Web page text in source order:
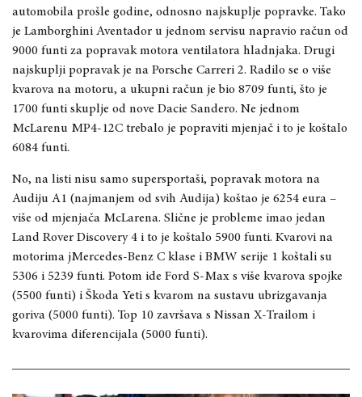
automobila prošle godine, odnosno najskuplje popravke. Tako
je Lamborghini Aventador u jednom servisu napravio račun od
9000 funti za popravak motora ventilatora hladnjaka. Drugi
najskuplji popravak je na Porsche Carreri 2. Radilo se o više
kvarova na motoru, a ukupni račun je bio 8709 funti, što je
1700 funti skuplje od nove Dacie Sandero. Ne jednom
McLarenu MP4-12C trebalo je popraviti mjenjač i to je koštalo
6084 funti.
No, na listi nisu samo supersportaši, popravak motora na
Audiju A1 (najmanjem od svih Audija) koštao je 6254 eura –
više od mjenjača McLarena. Slične je probleme imao jedan
Land Rover Discovery 4 i to je koštalo 5900 funti. Kvarovi na
motorima jMercedes-Benz C klase i BMW serije 1 koštali su
5306 i 5239 funti. Potom ide Ford S-Max s više kvarova spojke
(5500 funti) i Škoda Yeti s kvarom na sustavu ubrizgavanja
goriva (5000 funti). Top 10 završava s Nissan X-Trailom i
kvarovima diferencijala (5000 funti).